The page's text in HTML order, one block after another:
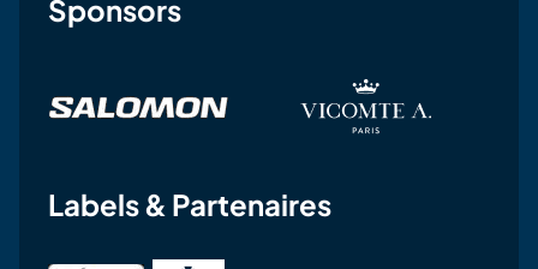
Sponsors
Labels & Partenaires